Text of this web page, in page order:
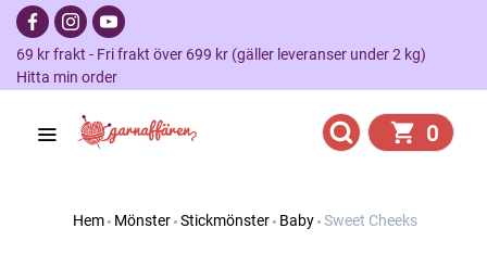
69 kr frakt - Fri frakt över 699 kr (gäller leveranser under 2 kg)
Hitta min order
0
Hem Mönster Stickmönster Baby Sweet Cheeks